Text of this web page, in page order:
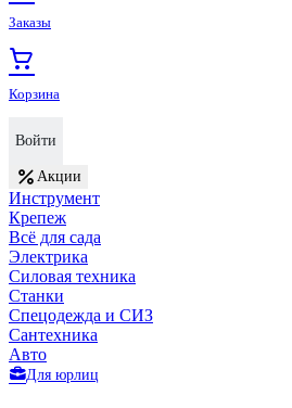
Заказы
Корзина
Войти
Акции
Инструмент
Крепеж
Всё для сада
Электрика
Силовая техника
Станки
Спецодежда и СИЗ
Сантехника
Авто
Для юрлиц